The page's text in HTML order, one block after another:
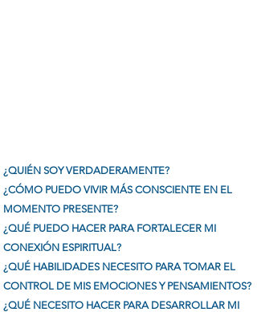
¿QUIÉN SOY VERDADERAMENTE?
¿CÓMO PUEDO VIVIR MÁS CONSCIENTE EN EL
MOMENTO PRESENTE?
¿QUÉ PUEDO HACER PARA FORTALECER MI
CONEXIÓN ESPIRITUAL?
¿QUÉ HABILIDADES NECESITO PARA TOMAR EL
CONTROL DE MIS EMOCIONES Y PENSAMIENTOS?
¿QUÉ NECESITO HACER PARA DESARROLLAR MI